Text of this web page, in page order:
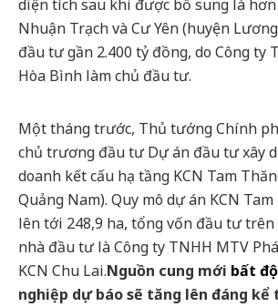
diện tích sau khi được bổ sung là
Nhuận Trạch và Cư Yên (huyện
đầu tư gần 2.400 tỷ đồng, do Công ty
Hòa Bình làm chủ đầu tư.
Một tháng trước, Thủ tướng Chính
chủ trương đầu tư Dự án đầu tư xây
doanh kết cấu hạ tầng KCN Tam
Quảng Nam). Quy mô dự án KCN
lên tới 248,9 ha, tổng vốn đầu tư trên
nhà đầu tư là Công ty TNHH MTV
KCN Chu Lai.Nguồn cung mới bất
nghiệp dự báo sẽ tăng lên đáng kể